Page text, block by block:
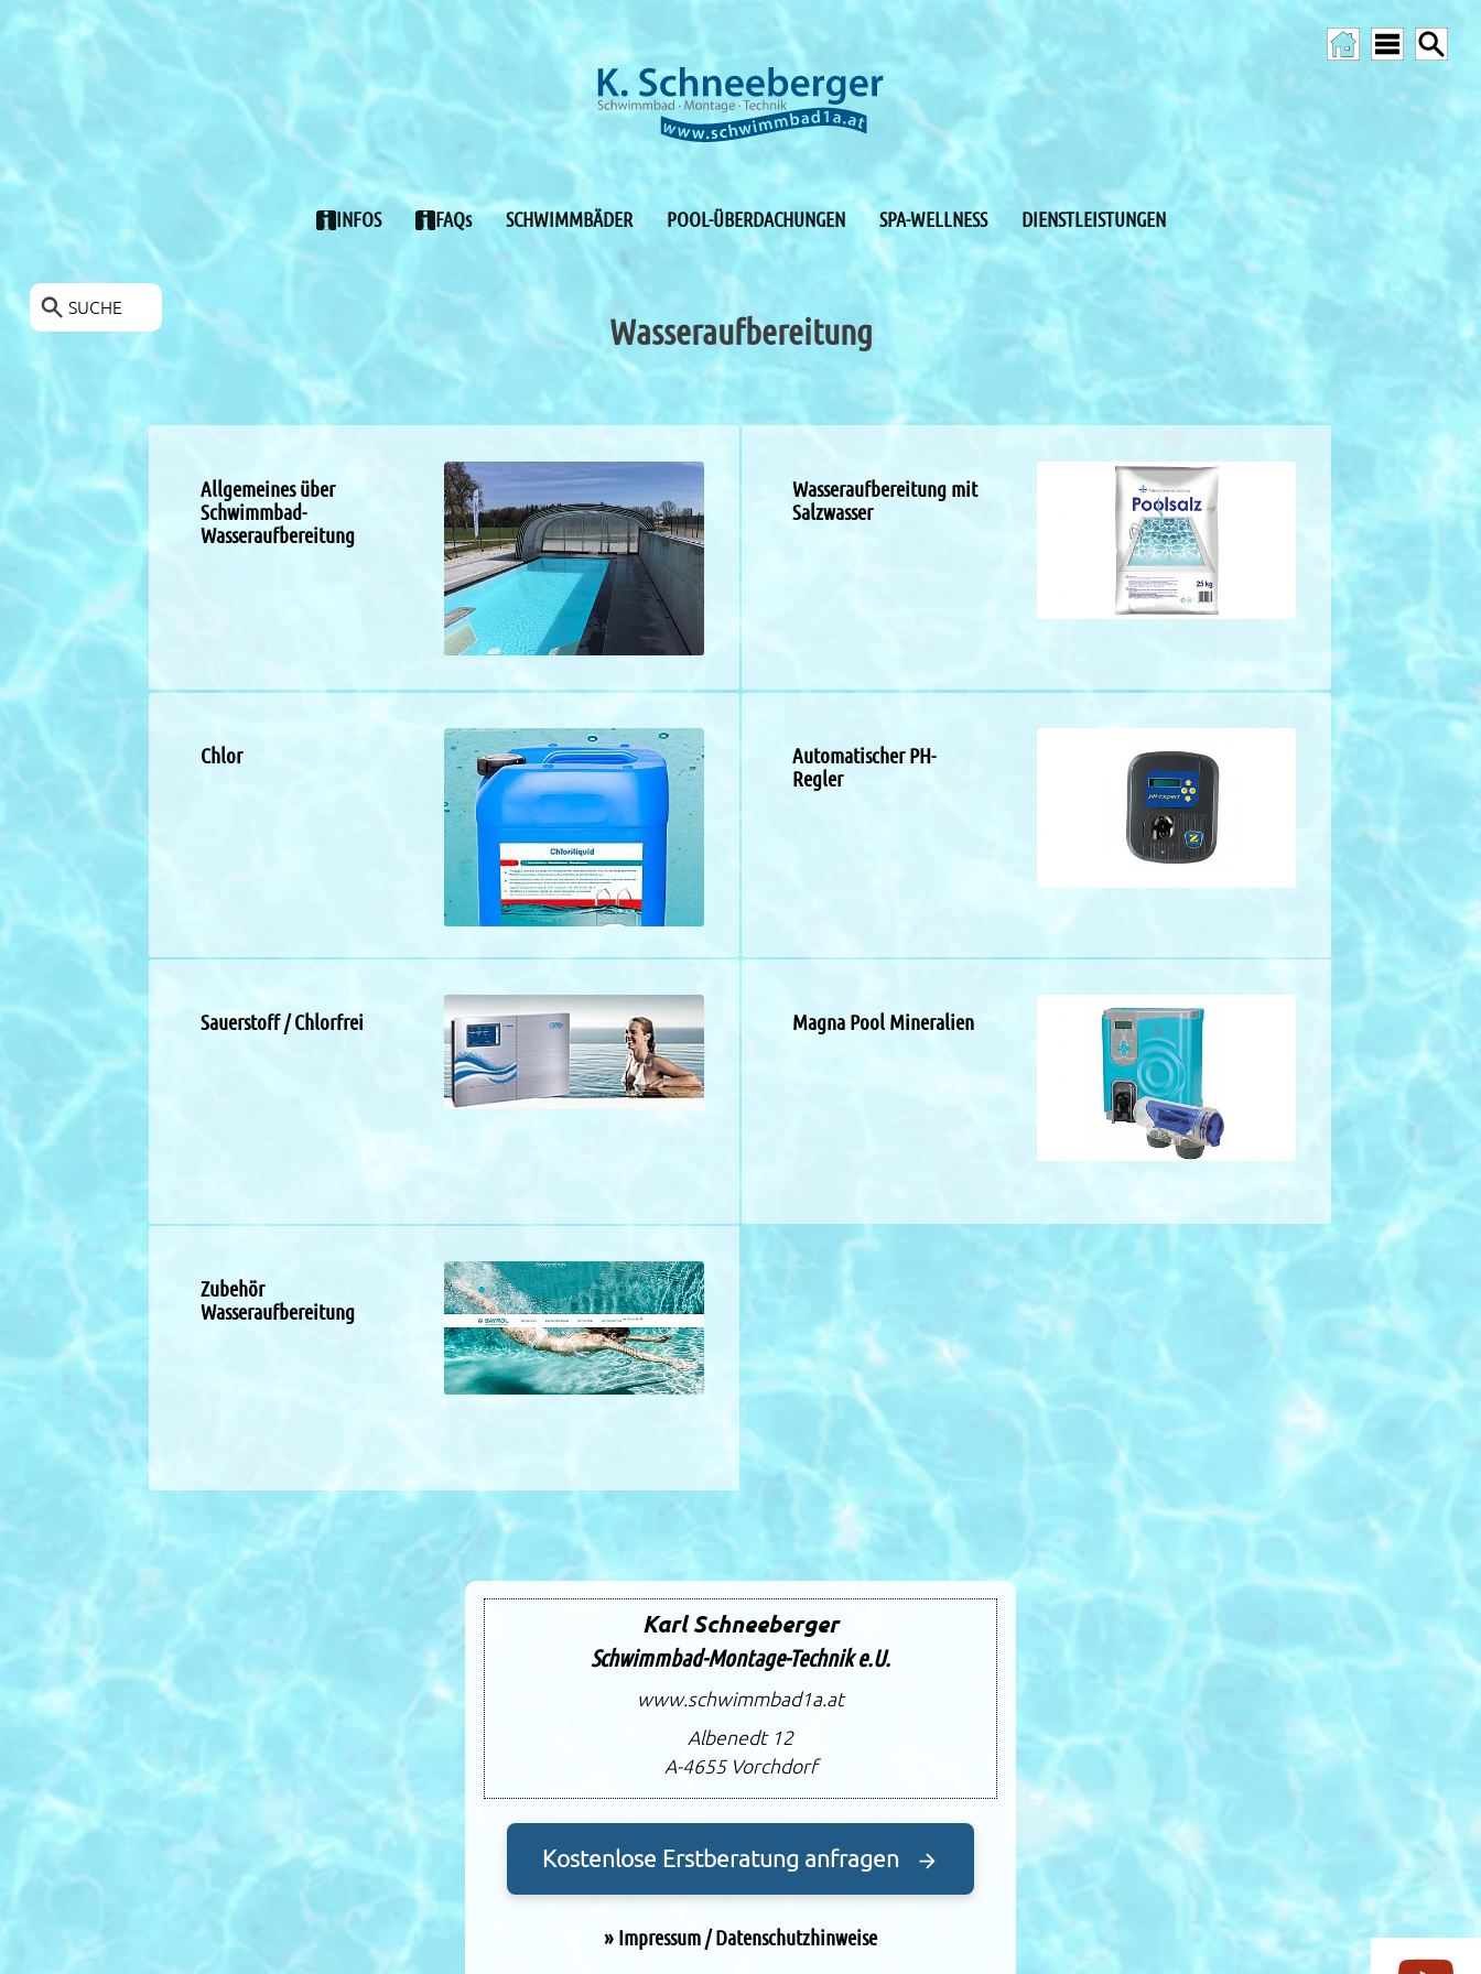
INFOS FAQs SCHWIMMBÄDER POOL-ÜBERDACHUNGEN SPA-WELLNESS DIENSTLEISTUNGEN
SUCHE
POOLS-ANGEBOTE
Wasseraufbereitung
Allgemeines über
Schwimmbad-
Wasseraufbereitung
Wasseraufbereitung mit
Salzwasser
Chlor
Automatischer PH-
Regler
Sauerstoff / Chlorfrei Magna Pool Mineralien
Zubehör
Wasseraufbereitung
Karl Schneeberger
Schwimmbad-Montage-Technik e.U.
www.schwimmbad1a.at
Albenedt 12
A-4655 Vorchdorf
Kostenlose Erstberatung anfragen
» Impressum / Datenschutzhinweise